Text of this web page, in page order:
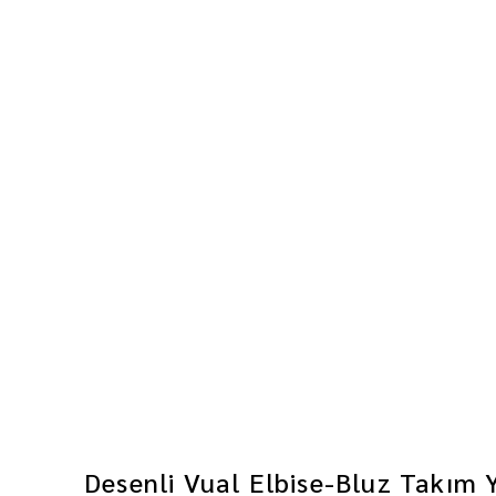
Desenli Vual Elbise-Bluz Takım